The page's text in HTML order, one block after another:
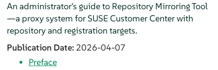
An administrator's guide to Repository Mirroring Tool
—a proxy system for SUSE Customer Center with
repository and registration targets.
Publication Date: 2026-04-07
Preface